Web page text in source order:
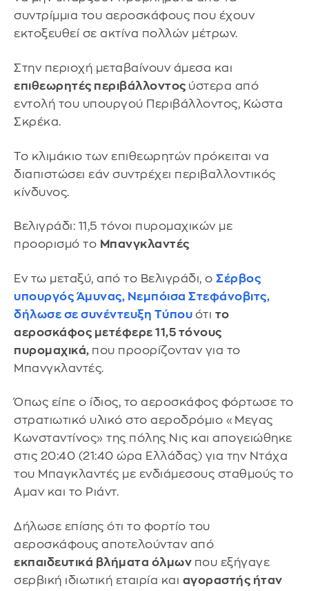
συντρίμμια του αεροσκάφους που έχουν
εκτοξευθεί σε ακτίνα πολλών μέτρων.
Στην περιοχή μεταβαίνουν άμεσα και
επιθεωρητές περιβάλλοντος ύστερα από
εντολή του υπουργού Περιβάλλοντος, Κώστα
Σκρέκα.
Το κλιμάκιο των επιθεωρητών πρόκειται να
διαπιστώσει εάν συντρέχει περιβαλλοντικός
κίνδυνος.
Βελιγράδι: 11,5 τόνοι πυρομαχικών με
προορισμό το Μπανγκλαντές
Εν τω μεταξύ, από το Βελιγράδι, ο Σέρβος
υπουργός Άμυνας, Νεμπόισα Στεφάνοβιτς,
δήλωσε σε συνέντευξη Τύπου ότι το
αεροσκάφος μετέφερε 11,5 τόνους
πυρομαχικά, που προορίζονταν για το
Μπανγκλαντές.
Όπως είπε ο ίδιος, το αεροσκάφος φόρτωσε το
στρατιωτικό υλικό στο αεροδρόμιο «Μεγας
Κωνσταντίνος» της πόλης Νις και απογειώθηκε
στις 20:40 (21:40 ώρα Ελλάδας) για την Ντάχα
του Μπαγκλαντές με ενδιάμεσους σταθμούς το
Αμαν και το Ριάντ.
Δήλωσε επίσης ότι το φορτίο του
αεροσκάφους αποτελούνταν από
εκπαιδευτικά βλήματα όλμων που εξήγαγε
σερβική ιδιωτική εταιρία και αγοραστής ήταν